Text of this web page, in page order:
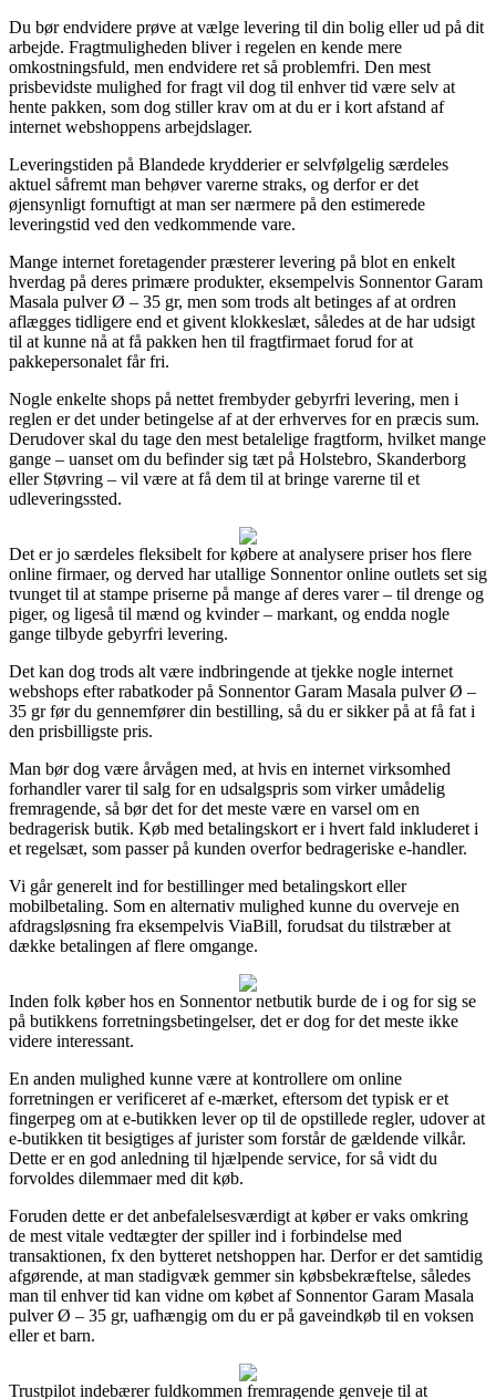
Du bør endvidere prøve at vælge levering til din bolig eller ud på dit
arbejde. Fragtmuligheden bliver i regelen en kende mere
omkostningsfuld, men endvidere ret så problemfri. Den mest
prisbevidste mulighed for fragt vil dog til enhver tid være selv at
hente pakken, som dog stiller krav om at du er i kort afstand af
internet webshoppens arbejdslager.
Leveringstiden på Blandede krydderier er selvfølgelig særdeles
aktuel såfremt man behøver varerne straks, og derfor er det
øjensynligt fornuftigt at man ser nærmere på den estimerede
leveringstid ved den vedkommende vare.
Mange internet foretagender præsterer levering på blot en enkelt
hverdag på deres primære produkter, eksempelvis Sonnentor Garam
Masala pulver Ø – 35 gr, men som trods alt betinges af at ordren
aflægges tidligere end et givent klokkeslæt, således at de har udsigt
til at kunne nå at få pakken hen til fragtfirmaet forud for at
pakkepersonalet får fri.
Nogle enkelte shops på nettet frembyder gebyrfri levering, men i
reglen er det under betingelse af at der erhverves for en præcis sum.
Derudover skal du tage den mest betalelige fragtform, hvilket mange
gange – uanset om du befinder sig tæt på Holstebro, Skanderborg
eller Støvring – vil være at få dem til at bringe varerne til et
udleveringssted.
Det er jo særdeles fleksibelt for købere at analysere priser hos flere
online firmaer, og derved har utallige Sonnentor online outlets set sig
tvunget til at stampe priserne på mange af deres varer – til drenge og
piger, og ligeså til mænd og kvinder – markant, og endda nogle
gange tilbyde gebyrfri levering.
Det kan dog trods alt være indbringende at tjekke nogle internet
webshops efter rabatkoder på Sonnentor Garam Masala pulver Ø –
35 gr før du gennemfører din bestilling, så du er sikker på at få fat i
den prisbilligste pris.
Man bør dog være årvågen med, at hvis en internet virksomhed
forhandler varer til salg for en udsalgspris som virker umådelig
fremragende, så bør det for det meste være en varsel om en
bedragerisk butik. Køb med betalingskort er i hvert fald inkluderet i
et regelsæt, som passer på kunden overfor bedrageriske e-handler.
Vi går generelt ind for bestillinger med betalingskort eller
mobilbetaling. Som en alternativ mulighed kunne du overveje en
afdragsløsning fra eksempelvis ViaBill, forudsat du tilstræber at
dække betalingen af flere omgange.
Inden folk køber hos en Sonnentor netbutik burde de i og for sig se
på butikkens forretningsbetingelser, det er dog for det meste ikke
videre interessant.
En anden mulighed kunne være at kontrollere om online
forretningen er verificeret af e-mærket, eftersom det typisk er et
fingerpeg om at e-butikken lever op til de opstillede regler, udover at
e-butikken tit besigtiges af jurister som forstår de gældende vilkår.
Dette er en god anledning til hjælpende service, for så vidt du
forvoldes dilemmaer med dit køb.
Foruden dette er det anbefalelsesværdigt at køber er vaks omkring
de mest vitale vedtægter der spiller ind i forbindelse med
transaktionen, fx den bytteret netshoppen har. Derfor er det samtidig
afgørende, at man stadigvæk gemmer sin købsbekræftelse, således
man til enhver tid kan vidne om købet af Sonnentor Garam Masala
pulver Ø – 35 gr, uafhængig om du er på gaveindkøb til en voksen
eller et barn.
Trustpilot indebærer fuldkommen fremragende genveje til at